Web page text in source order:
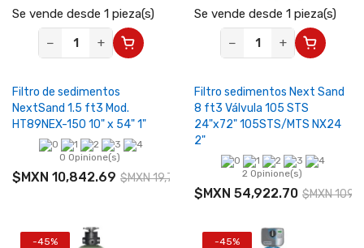
Se vende desde 1 pieza(s)
−
+
Filtro de sedimentos
NextSand 1.5 ft3 Mod.
HT89NEX-150 10" x 54" 1"
0 Opinione(s)
$MXN 10,842.69 $MXN 19,713.98
Se vende desde 1 pieza(s)
−
+
Filtro sedimentos Next Sand
8 ft3 Válvula 105 STS
24"x72" 105STS/MTS NX24
2"
2 Opinione(s)
$MXN 54,922.70 $MXN
-45% -45%